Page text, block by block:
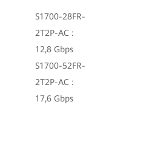
S1700-28FR-
2T2P-AC :
12,8 Gbps
S1700-52FR-
2T2P-AC :
17,6 Gbps